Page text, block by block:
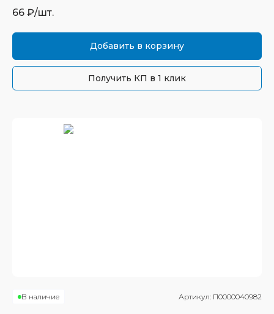
66 ₽/шт.
Добавить в корзину
Получить КП в 1 клик
В наличие Артикул: П0000040982